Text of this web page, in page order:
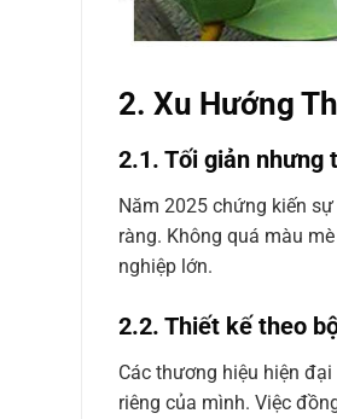
2. Xu Hướng
2.1. Tối giản nhưng
Năm 2025 chứng kiến
ràng. Không quá màu
nghiệp lớn.
2.2. Thiết kế theo
Các thương hiệu hiện
riêng của mình. Việc